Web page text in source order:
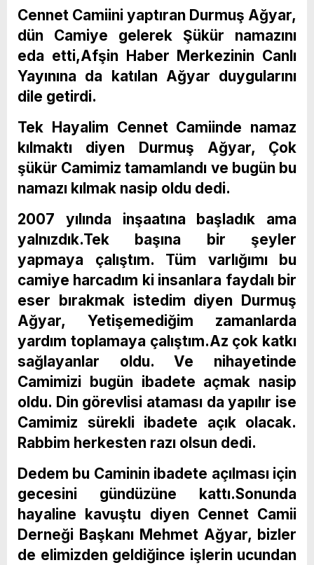
Cennet Camiini yaptıran Durmuş Ağyar,
dün Camiye gelerek Şükür namazını
eda etti,Afşin Haber Merkezinin Canlı
Yayınına da katılan Ağyar duygularını
dile getirdi.
Tek Hayalim Cennet Camiinde namaz
kılmaktı diyen Durmuş Ağyar, Çok
şükür Camimiz tamamlandı ve bugün bu
namazı kılmak nasip oldu dedi.
2007 yılında inşaatına başladık ama
yalnızdık.Tek başına bir şeyler
yapmaya çalıştım. Tüm varlığımı bu
camiye harcadım ki insanlara faydalı bir
eser bırakmak istedim diyen Durmuş
Ağyar, Yetişemediğim zamanlarda
yardım toplamaya çalıştım.Az çok katkı
sağlayanlar oldu. Ve nihayetinde
Camimizi bugün ibadete açmak nasip
oldu. Din görevlisi ataması da yapılır ise
Camimiz sürekli ibadete açık olacak.
Rabbim herkesten razı olsun dedi.
Dedem bu Caminin ibadete açılması için
gecesini gündüzüne kattı.Sonunda
hayaline kavuştu diyen Cennet Camii
Derneği Başkanı Mehmet Ağyar, bizler
de elimizden geldiğince işlerin ucundan